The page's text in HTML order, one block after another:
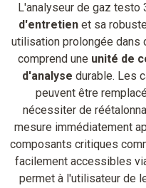
L'analyseur de gaz testo
d'entretienet sa
utilisation prolongée dans
comprend une unité de
d'analyse durable. Les
peuvent être
nécessiter de
mesure immédiatement
composants critiques
facilement accessibles
permet à l'utilisateur de